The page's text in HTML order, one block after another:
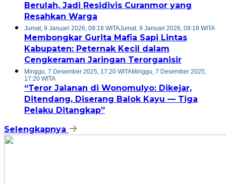
Berulah, Jadi Residivis Curanmor yang
Resahkan Warga
Jumat, 9 Januari 2026, 09:18 WITAJumat, 9 Januari 2026, 09:18 WITA
Membongkar Gurita Mafia Sapi Lintas
Kabupaten: Peternak Kecil dalam
Cengkeraman Jaringan Terorganisir
Minggu, 7 Desember 2025, 17:20 WITAMinggu, 7 Desember 2025,
17:20 WITA
“Teror Jalanan di Wonomulyo: Dikejar,
Ditendang, Diserang Balok Kayu — Tiga
Pelaku Ditangkap”
Selengkapnya